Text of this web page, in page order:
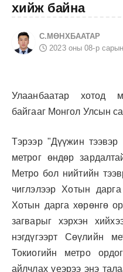
хийж байна
С.МӨНХБААТАР
2023 оны 08-р
Улаанбаатар хотод
байгааг Монгол Улсын
Тэрээр "Дүүжин
метрог өндөр
Метро бол нийтийн
чиглэлээр Хотын
Хотын дарга хөрөнгө
загварыг хэрхэн
нэгдүгээрт Сөүлийн
Токиогийн метро
айлчлах үеэрээ энэ